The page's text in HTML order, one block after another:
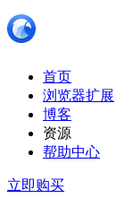
首页
浏览器扩展
博客
资源
帮助中心
立即购买